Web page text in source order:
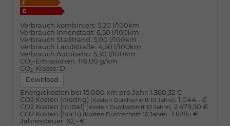
Verbrauch kombiniert: 5,20 l/100km
Verbrauch Innenstadt: 6,50 l/100km
Verbrauch Stadtrand: 5,00 l/100km
Verbrauch Landstraße: 4,50 l/100km
Verbrauch Autobahn: 5,30 l/100km
CO2-Emissionen: 116,00 g/km
CO2-Klasse: D
Download
Energiekosten bei 15.000 km pro Jahr: 1.360,32 €
CO2 Kosten (niedrig) (Kosten Durchschnitt 10 Jahre): 1.044,- €
CO2 Kosten (mittel) (Kosten Durchschnitt 10 Jahre): 2.479,50 €
CO2 Kosten (hoch) (Kosten Durchschnitt 10 Jahre): 3.828,- €
Jahressteuer: 62,- €